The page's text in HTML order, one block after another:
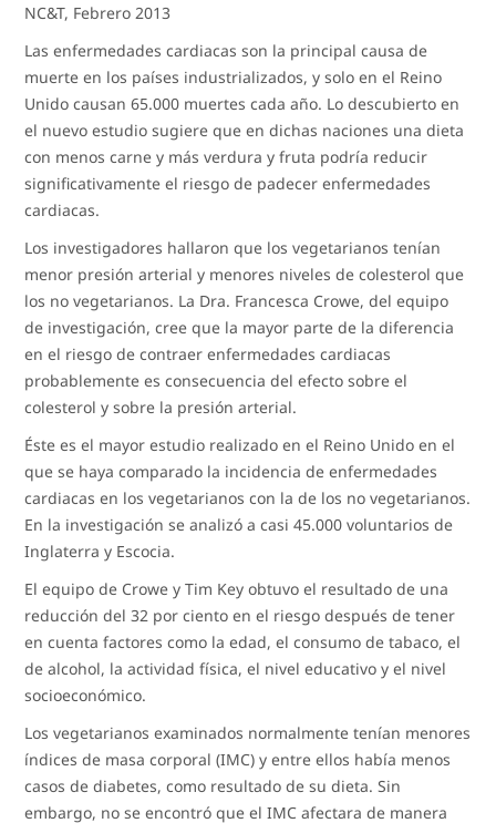
NC&T, Febrero 2013
Las enfermedades cardiacas son la principal causa de
muerte en los países industrializados, y solo en el Reino
Unido causan 65.000 muertes cada año. Lo descubierto en
el nuevo estudio sugiere que en dichas naciones una dieta
con menos carne y más verdura y fruta podría reducir
significativamente el riesgo de padecer enfermedades
cardiacas.
Los investigadores hallaron que los vegetarianos tenían
menor presión arterial y menores niveles de colesterol que
los no vegetarianos. La Dra. Francesca Crowe, del equipo
de investigación, cree que la mayor parte de la diferencia
en el riesgo de contraer enfermedades cardiacas
probablemente es consecuencia del efecto sobre el
colesterol y sobre la presión arterial.
Éste es el mayor estudio realizado en el Reino Unido en el
que se haya comparado la incidencia de enfermedades
cardiacas en los vegetarianos con la de los no vegetarianos.
En la investigación se analizó a casi 45.000 voluntarios de
Inglaterra y Escocia.
El equipo de Crowe y Tim Key obtuvo el resultado de una
reducción del 32 por ciento en el riesgo después de tener
en cuenta factores como la edad, el consumo de tabaco, el
de alcohol, la actividad física, el nivel educativo y el nivel
socioeconómico.
Los vegetarianos examinados normalmente tenían menores
índices de masa corporal (IMC) y entre ellos había menos
casos de diabetes, como resultado de su dieta. Sin
embargo, no se encontró que el IMC afectara de manera